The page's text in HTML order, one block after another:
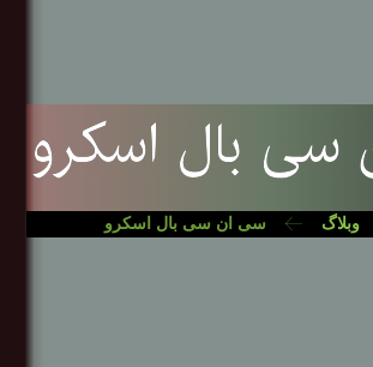
بال اسکرو
وبلاگ سی ان سی بال اسکرو